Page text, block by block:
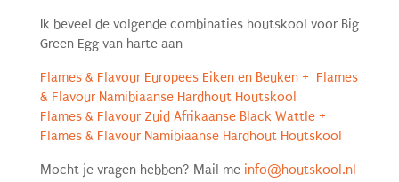
Ik beveel de volgende combinaties houtskool voor Big
Green Egg van harte aan
Flames & Flavour Europees Eiken en Beuken + Flames
& Flavour Namibiaanse Hardhout Houtskool
Flames & Flavour Zuid Afrikaanse Black Wattle +
Flames & Flavour Namibiaanse Hardhout Houtskool
Mocht je vragen hebben? Mail me info@houtskool.nl